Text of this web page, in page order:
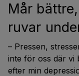
Mår
ruvar
– Pressen,
inte för oss där vi
efter min